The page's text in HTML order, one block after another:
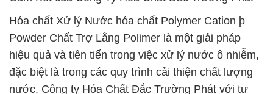
Hóa chất Xử lý Nước hóa chất Polymer Cation þ
Powder Chất Trợ Lắng Polimer là một giải pháp
hiệu quả và tiên tiến trong việc xử lý nước ô nhiễm,
đặc biệt là trong các quy trình cải thiện chất lượng
nước. Công ty Hóa Chất Đắc Trường Phát với tư